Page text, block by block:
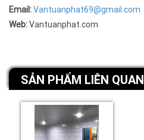
Email:Vantuanphat69@gmail.com
Web:Vantuanphat.com
SẢN PHẨM LIÊN QUAN